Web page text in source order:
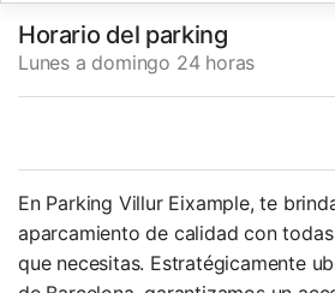
Horario del parking
Lunes a domingo 24 horas
En Parking Villur Eixample, te
aparcamiento de calidad con
que necesitas. Estratégicamente